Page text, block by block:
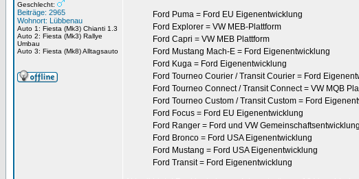
Geschlecht:
Beiträge: 2965
Wohnort: Lübbenau
Auto 1: Fiesta (Mk3) Chianti 1.3
Auto 2: Fiesta (Mk3) Rallye
Umbau
Auto 3: Fiesta (Mk8) Alltagsauto
Ford Puma = Ford EU Eigenentwicklung
Ford Explorer = VW MEB-Plattform
Ford Capri = VW MEB Plattform
Ford Mustang Mach-E = Ford Eigenentwicklung
Ford Kuga = Ford Eigenentwicklung
Ford Tourneo Courier / Transit Courier = Ford
Ford Tourneo Connect / Transit Connect = VW MQB
Ford Tourneo Custom / Transit Custom = Ford
Ford Focus = Ford EU Eigenentwicklung
Ford Ranger = Ford und VW Gemeinschaftsentwicklung
Ford Bronco = Ford USA Eigenentwicklung
Ford Mustang = Ford USA Eigenentwicklung
Ford Transit = Ford Eigenentwicklung